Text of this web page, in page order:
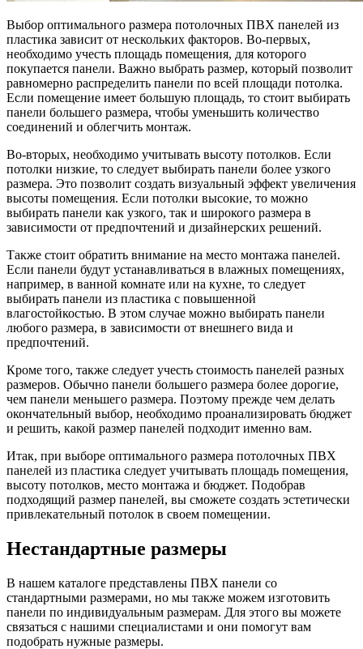
Выбор оптимального размера потолочных ПВХ панелей из
пластика зависит от нескольких факторов. Во-первых,
необходимо учесть площадь помещения, для которого
покупается панели. Важно выбрать размер, который позволит
равномерно распределить панели по всей площади потолка.
Если помещение имеет большую площадь, то стоит выбирать
панели большего размера, чтобы уменьшить количество
соединений и облегчить монтаж.
Во-вторых, необходимо учитывать высоту потолков. Если
потолки низкие, то следует выбирать панели более узкого
размера. Это позволит создать визуальный эффект увеличения
высоты помещения. Если потолки высокие, то можно
выбирать панели как узкого, так и широкого размера в
зависимости от предпочтений и дизайнерских решений.
Также стоит обратить внимание на место монтажа панелей.
Если панели будут устанавливаться в влажных помещениях,
например, в ванной комнате или на кухне, то следует
выбирать панели из пластика с повышенной
влагостойкостью. В этом случае можно выбирать панели
любого размера, в зависимости от внешнего вида и
предпочтений.
Кроме того, также следует учесть стоимость панелей разных
размеров. Обычно панели большего размера более дорогие,
чем панели меньшего размера. Поэтому прежде чем делать
окончательный выбор, необходимо проанализировать бюджет
и решить, какой размер панелей подходит именно вам.
Итак, при выборе оптимального размера потолочных ПВХ
панелей из пластика следует учитывать площадь помещения,
высоту потолков, место монтажа и бюджет. Подобрав
подходящий размер панелей, вы сможете создать эстетически
привлекательный потолок в своем помещении.
Нестандартные размеры
В нашем каталоге представлены ПВХ панели со
стандартными размерами, но мы также можем изготовить
панели по индивидуальным размерам. Для этого вы можете
связаться с нашими специалистами и они помогут вам
подобрать нужные размеры.